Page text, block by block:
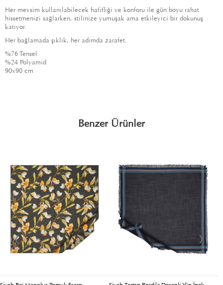
Her mevsim kullanılabilecek hafifliği ve konforu ile gün boyu rahat
hissetmenizi sağlarken, stilinize yumuşak ama etkileyici bir dokunuş
katıyor.
Her bağlamada şıklık, her adımda zarafet.
%76 Tensel
%24 Polyamid
90x90 cm
Benzer Ürünler